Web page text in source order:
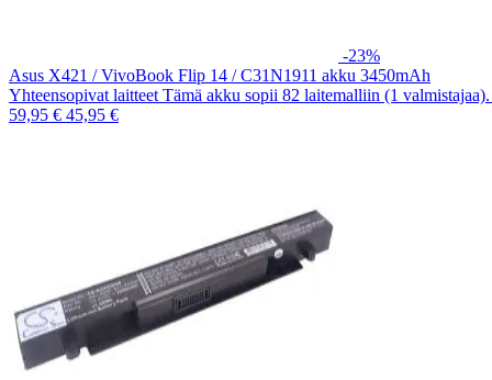
-23%
Asus X421 / VivoBook Flip 14 / C31N1911 akku 3450mAh
Yhteensopivat laitteet Tämä akku sopii 82 laitemalliin (1
59,95 € 45,95 €